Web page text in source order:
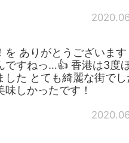
を ありがとうございま
ですねっ…👍 香港は3度
した とても綺麗な街で
味しかったです！